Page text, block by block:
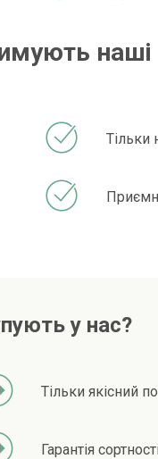
наші
Тільки
у нас?
Тільки якісний
Гарантія